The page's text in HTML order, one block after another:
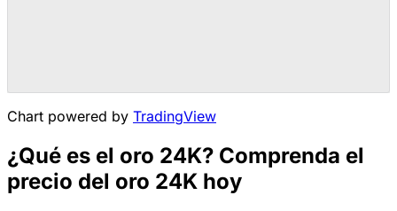
Chart powered by TradingView
¿Qué es el oro 24K? Comprenda el
precio del oro 24K hoy